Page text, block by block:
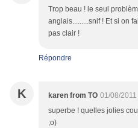
Trop beau ! le seul
anglais.........snif ! Et si on
pas clair !
Répondre
K karen from TO 01/08/
superbe ! quelles jolies
;o)